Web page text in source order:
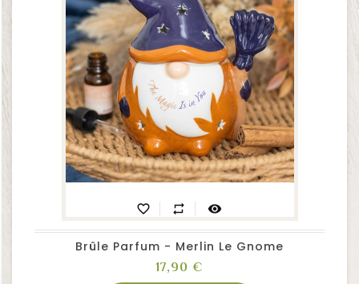
favorite_border repeat visibility
Brûle Parfum - Merlin Le Gnome
Prix
17,90 €